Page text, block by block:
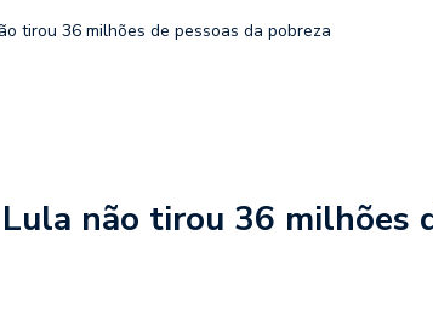
tirou 36 milhões de pessoas da pobreza
não tirou 36 milhões